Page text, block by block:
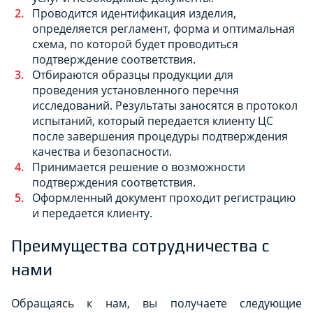
Проводится идентификация изделия,
определяется регламент, форма и оптимальная
схема, по которой будет проводиться
подтверждение соответствия.
Отбираются образцы продукции для
проведения установленного перечня
исследований. Результаты заносятся в протокол
испытаний, который передается клиенту ЦС
после завершения процедуры подтверждения
качества и безопасности.
Принимается решение о возможности
подтверждения соответствия.
Оформленный документ проходит регистрацию
и передается клиенту.
Преимущества сотрудничества с
нами
Обращаясь к нам, вы получаете следующие